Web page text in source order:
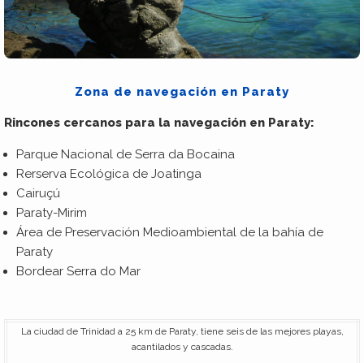
Zona de navegación en Paraty
Rincones cercanos para la navegación en Paraty:
Parque Nacional de Serra da Bocaina
Rerserva Ecológica de Joatinga
Cairuçú
Paraty-Mirim
Área de Preservación Medioambiental de la bahía de
Paraty
Bordear Serra do Mar
La ciudad de Trinidad a 25 km de Paraty, tiene seis de las mejores playas,
acantilados y cascadas.